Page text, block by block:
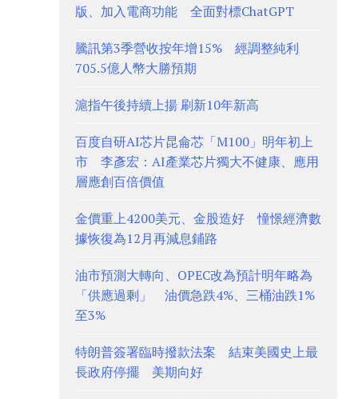
版、加入電商功能 全面對標ChatGPT
騰訊第3季營收按年增15% 經調整純利
705.5億人幣大勝預期
滬指午後持續上揚 刷新10年新高
百度自研AI芯片昆侖芯「M100」明年初上
市 李彥宏：AI產業芯片獨大不健康、應用
層應創百倍價值
金價重上4200美元、金股造好 憧憬經濟數
據恢復為12月再減息鋪路
油市預測大轉向、OPEC改為預計明年略為
「供應過剩」 油價急跌4%、三桶油跌1%
至3%
特朗普簽署臨時撥款法案 結束美國史上最
長政府停擺 美期向好